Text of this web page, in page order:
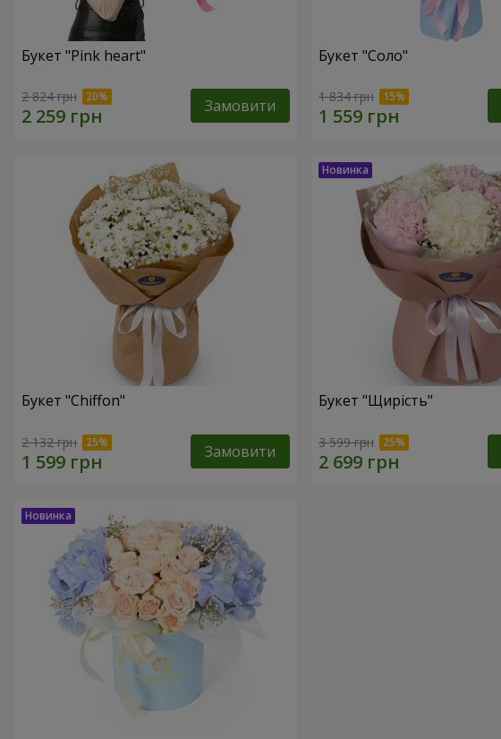
Букет "Pink heart"
2 824 грн Замовити
Букет "Соло"
1 834 грн
Букет "Chiffon"
2 132 грн Замовити
Букет "Щирість"
3 599 грн